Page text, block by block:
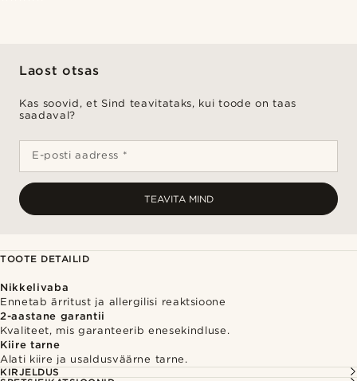
Laost otsas
Kas soovid, et Sind teavitataks, kui toode on taas
saadaval?
E-posti aadress *
TEAVITA MIND
TOOTE DETAILID
Nikkelivaba
Ennetab ärritust ja allergilisi reaktsioone
2-aastane garantii
Kvaliteet, mis garanteerib enesekindluse.
Kiire tarne
Alati kiire ja usaldusväärne tarne.
KIRJELDUS